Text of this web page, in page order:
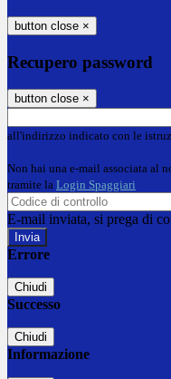
button close ×
Recupero password
button close ×
all'indirizzo indicato con le
Non hai una e-mail associata al
tramite la Login Spaggiari
E-mail inviata, si prega di
Errore
Chiudi
Successo
Chiudi
Informazione